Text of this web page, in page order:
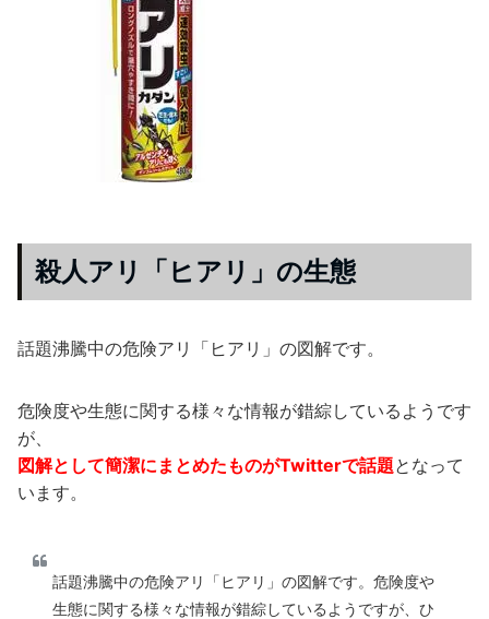
殺人アリ「ヒアリ」の生態
話題沸騰中の危険アリ「ヒアリ」の図解です。
危険度や生態に関する様々な情報が錯綜しているようです
が、
図解として簡潔にまとめたものがTwitterで話題となって
います。
話題沸騰中の危険アリ「ヒアリ」の図解です。危険度や
生態に関する様々な情報が錯綜しているようですが、ひ